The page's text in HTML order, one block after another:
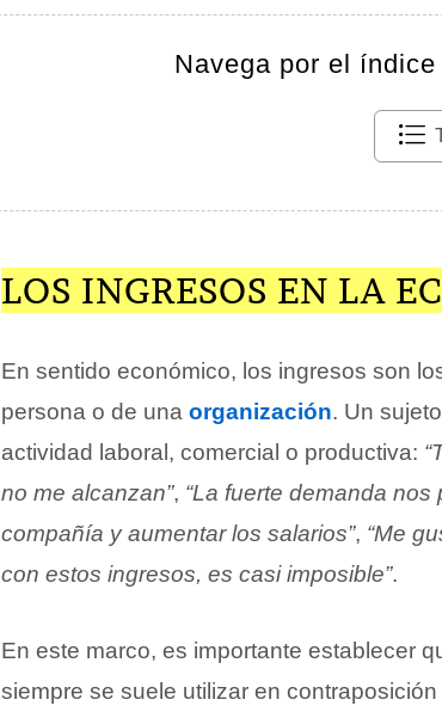
Navega por el
LOS INGRESOS EN LA
En sentido económico, los ingresos son
persona o de una organización. Un
actividad laboral, comercial o productiva:
no me alcanzan”, “La fuerte demanda
compañía y aumentar los salarios”, “Me
con estos ingresos, es casi imposible”.
En este marco, es importante establecer
siempre se suele utilizar en